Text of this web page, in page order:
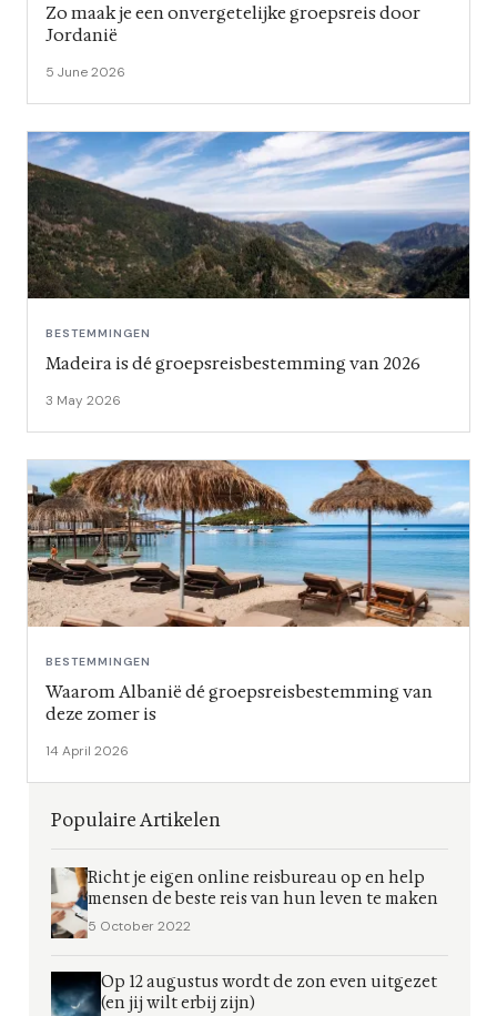
Zo maak je een onvergetelijke groepsreis door
Jordanië
5 June 2026
BESTEMMINGEN
Madeira is dé groepsreisbestemming van 2026
3 May 2026
BESTEMMINGEN
Waarom Albanië dé groepsreisbestemming van
deze zomer is
14 April 2026
Populaire Artikelen
Richt je eigen online reisbureau op en help
mensen de beste reis van hun leven te maken
5 October 2022
Op 12 augustus wordt de zon even uitgezet
(en jij wilt erbij zijn)